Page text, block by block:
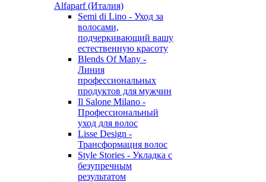
Alfaparf (Италия)
Semi di Lino - Уход за
волосами,
подчеркивающий вашу
естественную красоту
Blends Of Many -
Линия
профессиональных
продуктов для мужчин
Il Salone Milano -
Профессиональный
уход для волос
Lisse Design -
Трансформация волос
Style Stories - Укладка с
безупречным
результатом